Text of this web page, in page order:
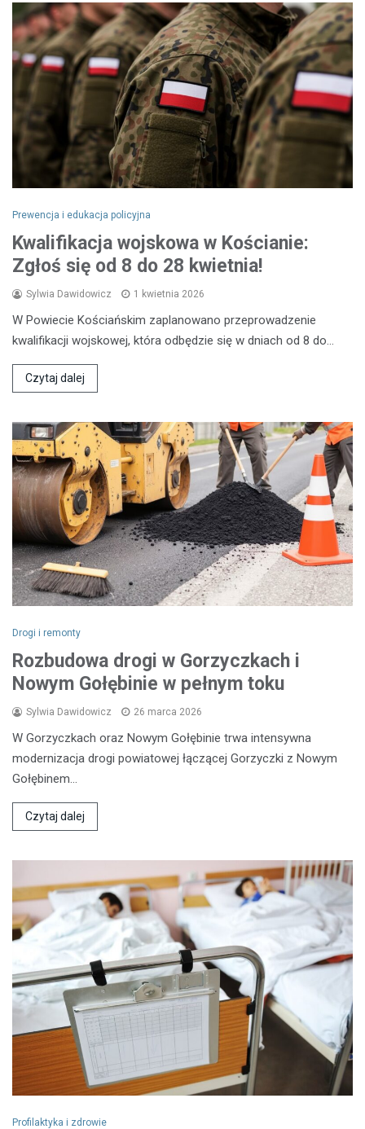
Prewencja i edukacja policyjna
Kwalifikacja wojskowa w Kościanie:
Zgłoś się od 8 do 28 kwietnia!
Sylwia Dawidowicz 1 kwietnia 2026
W Powiecie Kościańskim zaplanowano przeprowadzenie
kwalifikacji wojskowej, która odbędzie się w dniach od 8 do…
Czytaj dalej
Drogi i remonty
Rozbudowa drogi w Gorzyczkach i
Nowym Gołębinie w pełnym toku
Sylwia Dawidowicz 26 marca 2026
W Gorzyczkach oraz Nowym Gołębinie trwa intensywna
modernizacja drogi powiatowej łączącej Gorzyczki z Nowym
Gołębinem…
Czytaj dalej
Profilaktyka i zdrowie